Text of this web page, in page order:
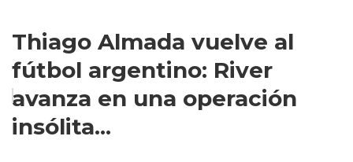
Thiago Almada vuelve al
fútbol argentino: River
avanza en una operación
insólita...